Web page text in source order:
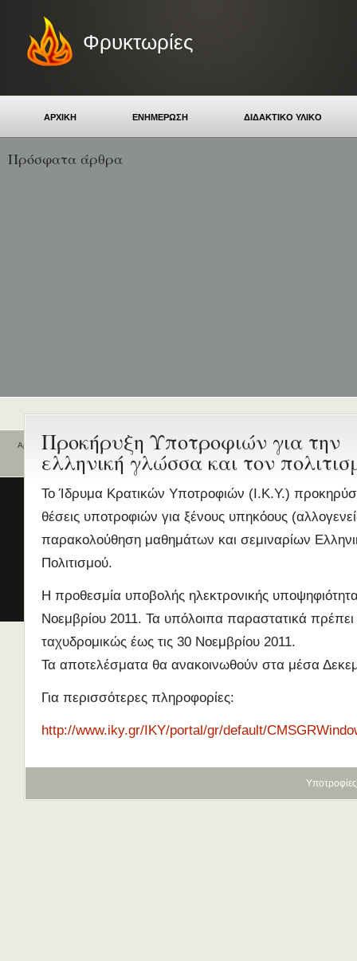
Φρυκτωρίες
ΑΡΧΙΚΗ ΕΝΗΜΕΡΩΣΗ ΔΙΔΑΚΤΙΚΟ ΥΛΙΚΟ
Πρόσφατα άρθρα
Προκήρυξη Υποτροφιών για την
ελληνική γλώσσα και τον
Το Ίδρυμα Κρατικών Υποτροφιών (I.K.Y.)
θέσεις υποτροφιών για ξένους υπηκόους
παρακολούθηση μαθημάτων και σεμιναρίων
Πολιτισμού.
Η προθεσμία υποβολής ηλεκτρονικής
Νοεμβρίου 2011. Τα υπόλοιπα παραστατικά
ταχυδρομικώς έως τις 30 Νοεμβρίου 2011.
Τα αποτελέσματα θα ανακοινωθούν στα μέσα
Για περισσότερες πληροφορίες:
http://www.iky.gr/IKY/portal/gr/default/
Αρχική
Ποιοι είναι εδώ
Είναι εδώ αυτή τη στιγμή0 χρήστες
Ενεργά θέματα
Δεύτερης/Ξένης Γλώσσας
(Εξ Αποστάσεως) από το Παν/
το πιστοποιητικό επιπέδου Γ2
Πρώτο Διεθνές Συνέδριο
Νεοελληνικών Σπουδών
περισσότερα